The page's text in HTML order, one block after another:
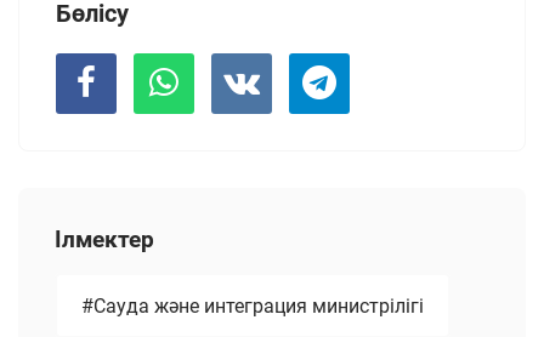
Бөлісу
Ілмектер
#Сауда және интеграция министрілігі